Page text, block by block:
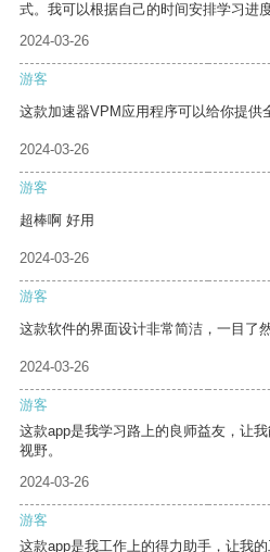
式。我可以根据自己的时间安排学习进度
2024-03-26
游客
这款加速器VPM应用程序可以给你提供
2024-03-26
游客
超棒啊 好用
2024-03-26
游客
这款软件的界面设计非常简洁，一目了然
2024-03-26
游客
这款app是我学习路上的良师益友，让
视野。
2024-03-26
游客
这款app是我工作上的得力助手，让我